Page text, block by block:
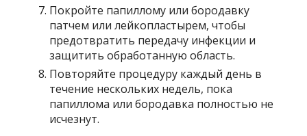
Покройте папиллому или бородавку
патчем или лейкопластырем, чтобы
предотвратить передачу инфекции и
защитить обработанную область.
Повторяйте процедуру каждый день в
течение нескольких недель, пока
папиллома или бородавка полностью не
исчезнут.